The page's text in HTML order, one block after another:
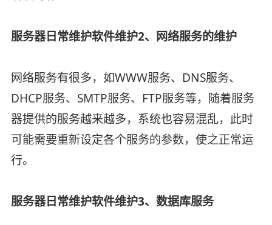
服务器日常维护软件维护2、网络服务的维护
网络服务有很多，如WWW服务、DNS服务、
DHCP服务、SMTP服务、FTP服务等，随着服务
器提供的服务越来越多，系统也容易混乱，此时
可能需要重新设定各个服务的参数，使之正常运
行。
服务器日常维护软件维护3、数据库服务